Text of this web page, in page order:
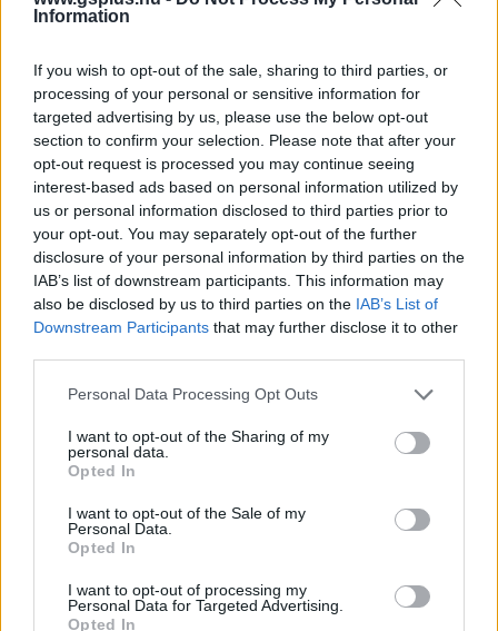
Information
If you wish to opt-out of the sale, sharing to third parties, or
processing of your personal or sensitive information for
targeted advertising by us, please use the below opt-out
section to confirm your selection. Please note that after your
opt-out request is processed you may continue seeing
interest-based ads based on personal information utilized by
us or personal information disclosed to third parties prior to
your opt-out. You may separately opt-out of the further
disclosure of your personal information by third parties on the
IAB’s list of downstream participants. This information may
also be disclosed by us to third parties on the IAB’s List of
Downstream Participants that may further disclose it to other
Please note that this website/app uses one or more Google
not limited to your visit or usage behaviour. You may click to
grant or deny consent to Google and its third-party tags to
use your data for below specified purposes in below Google
consent section.
Personal Data Processing Opt Outs
I want to opt-out of the Sharing of my
personal data.
Opted In
I want to opt-out of the Sale of my
Personal Data.
Opted In
I want to opt-out of processing my
Personal Data for Targeted Advertising.
Opted In
hogy naprakész maradj, kiválogatjuk neked a
Kijelentem, hogy azadatkezelési nyilatkozattartalmát
megismertem és azt elfogadom.
Feliratkozom
SMASH by Meló-Diák: Homok, zene és a nyár legjobb
sorozat.
#gyűrűk ura #lord of the rings
#warner bros.
discovery
#new line cinema